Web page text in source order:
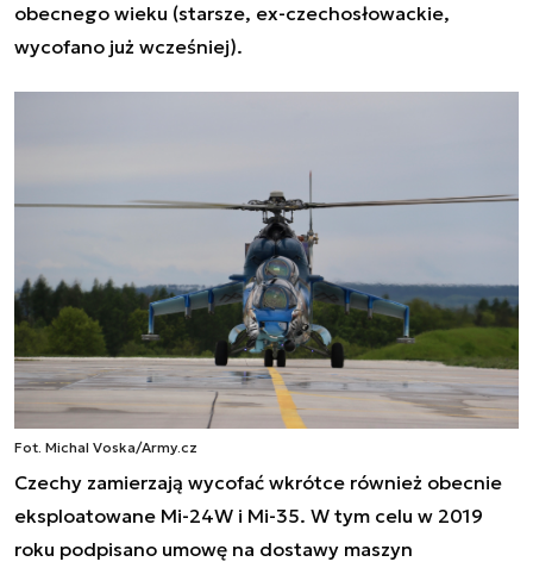
obecnego wieku (starsze, ex-czechosłowackie,
wycofano już wcześniej).
Fot. Michal Voska/Army.cz
Czechy zamierzają wycofać wkrótce również obecnie
eksploatowane Mi-24W i Mi-35. W tym celu w 2019
roku podpisano umowę na dostawy maszyn